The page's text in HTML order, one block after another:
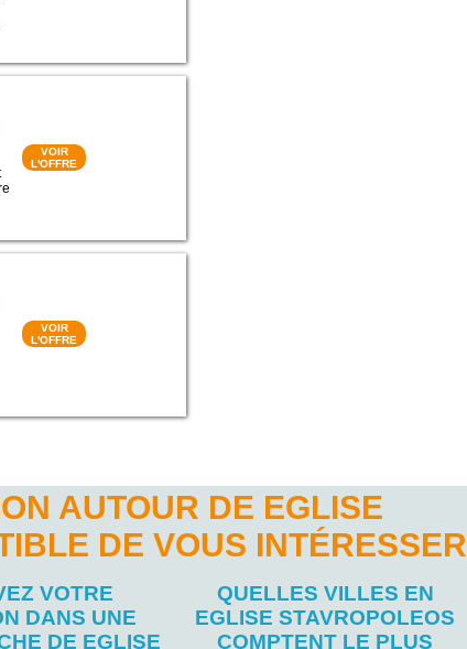
VOIR
L'OFFRE
VOIR
L'OFFRE
AUTOUR DE EGLISE
DE VOUS INTÉRESSER
VOTRE
DANS UNE
DE EGLISE
QUELLES VILLES EN
EGLISE STAVROPOLEOS
COMPTENT LE PLUS